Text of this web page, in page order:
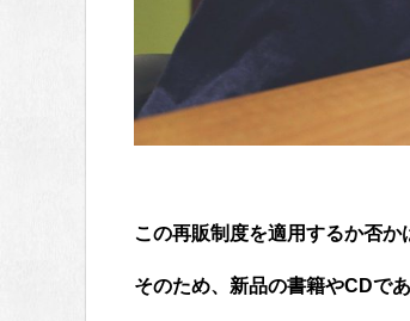
この再販制度を適用するか否か
そのため、新品の書籍やCDで